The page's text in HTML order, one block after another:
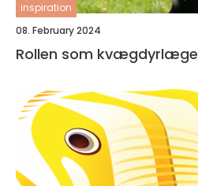
inspiration
08. February 2024
Rollen som kvægdyrlæge